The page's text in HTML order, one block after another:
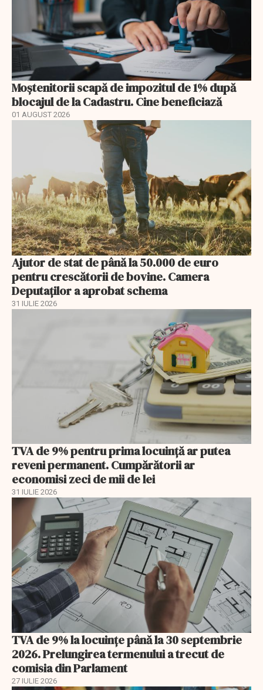
Moștenitorii scapă de impozitul de 1% după
blocajul de la Cadastru. Cine beneficiază
01 AUGUST 2026
Ajutor de stat de până la 50.000 de euro
pentru crescătorii de bovine. Camera
Deputaților a aprobat schema
31 IULIE 2026
TVA de 9% pentru prima locuință ar putea
reveni permanent. Cumpărătorii ar
economisi zeci de mii de lei
31 IULIE 2026
TVA de 9% la locuințe până la 30 septembrie
2026. Prelungirea termenului a trecut de
comisia din Parlament
27 IULIE 2026